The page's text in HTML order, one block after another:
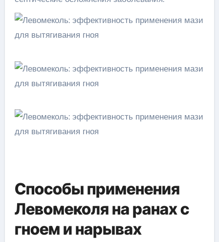
Способы применения
Левомеколя на ранах с
гноем и нарывах